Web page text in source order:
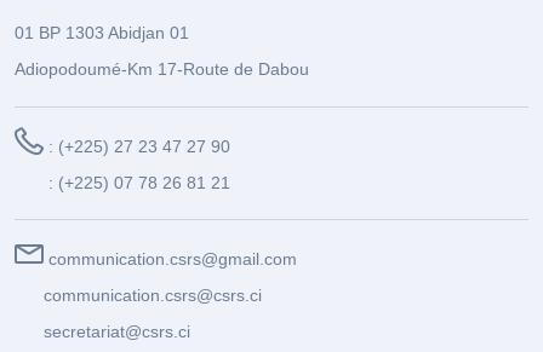
01 BP 1303 Abidjan 01
Adiopodoumé-Km 17-Route de Dabou
: (+225) 27 23 47 27 90
: (+225) 07 78 26 81 21
communication.csrs@gmail.com
communication.csrs@csrs.ci
secretariat@csrs.ci